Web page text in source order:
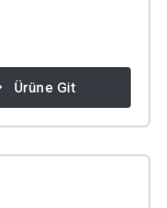
Ürüne Git